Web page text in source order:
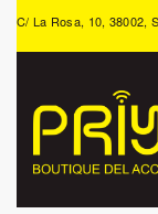
C/ La Rosa, 10, 38002,